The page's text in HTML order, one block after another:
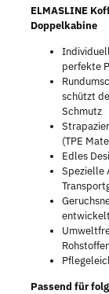
ELMASLINE
Doppelkabine
perfekte
schützt
Schmutz
(TPE
Edles
Spezielle
Passend für